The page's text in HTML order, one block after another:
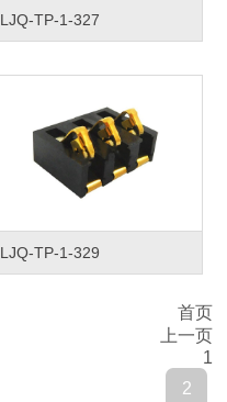
LJQ-TP-1-327
LJQ-TP-1-329
首页
上一页
1
2